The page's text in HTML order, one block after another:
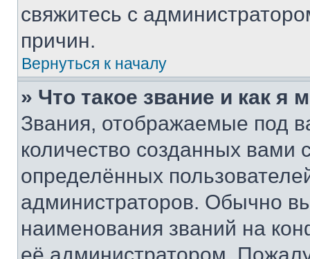
свяжитесь с
причин.
Вернуться к началу
» Что такое звание и как я
Звания, отображаемые под
количество созданных
определённых
администраторов. Обычно
наименования званий на